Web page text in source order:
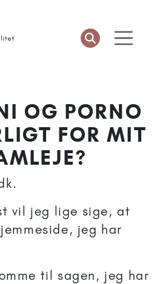
OG PORNO
FOR MIT
vil jeg lige sige, at
jeg har
til sagen, jeg har